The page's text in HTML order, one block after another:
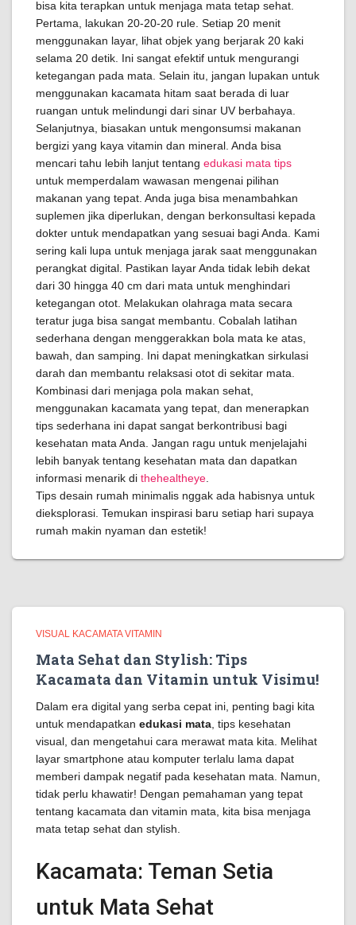
bisa kita terapkan untuk menjaga mata tetap sehat.
Pertama, lakukan 20-20-20 rule. Setiap 20 menit
menggunakan layar, lihat objek yang berjarak 20 kaki
selama 20 detik. Ini sangat efektif untuk mengurangi
ketegangan pada mata. Selain itu, jangan lupakan untuk
menggunakan kacamata hitam saat berada di luar
ruangan untuk melindungi dari sinar UV berbahaya.
Selanjutnya, biasakan untuk mengonsumsi makanan
bergizi yang kaya vitamin dan mineral. Anda bisa
mencari tahu lebih lanjut tentang edukasi mata tips
untuk memperdalam wawasan mengenai pilihan
makanan yang tepat. Anda juga bisa menambahkan
suplemen jika diperlukan, dengan berkonsultasi kepada
dokter untuk mendapatkan yang sesuai bagi Anda. Kami
sering kali lupa untuk menjaga jarak saat menggunakan
perangkat digital. Pastikan layar Anda tidak lebih dekat
dari 30 hingga 40 cm dari mata untuk menghindari
ketegangan otot. Melakukan olahraga mata secara
teratur juga bisa sangat membantu. Cobalah latihan
sederhana dengan menggerakkan bola mata ke atas,
bawah, dan samping. Ini dapat meningkatkan sirkulasi
darah dan membantu relaksasi otot di sekitar mata.
Kombinasi dari menjaga pola makan sehat,
menggunakan kacamata yang tepat, dan menerapkan
tips sederhana ini dapat sangat berkontribusi bagi
kesehatan mata Anda. Jangan ragu untuk menjelajahi
lebih banyak tentang kesehatan mata dan dapatkan
informasi menarik di thehealtheye
Tips desain rumah minimalis nggak ada habisnya untuk
dieksplorasi. Temukan inspirasi baru setiap hari supaya
rumah makin nyaman dan estetik!
VISUAL KACAMATA VITAMIN
Mata Sehat dan Stylish: Tips
Kacamata dan Vitamin untuk Visimu!
Dalam era digital yang serba cepat ini, penting bagi kita
untuk mendapatkan edukasi mata , tips kesehatan
visual, dan mengetahui cara merawat mata kita. Melihat
layar smartphone atau komputer terlalu lama dapat
memberi dampak negatif pada kesehatan mata. Namun,
tidak perlu khawatir! Dengan pemahaman yang tepat
tentang kacamata dan vitamin mata, kita bisa menjaga
mata tetap sehat dan stylish.
Kacamata: Teman Setia
untuk Mata Sehat